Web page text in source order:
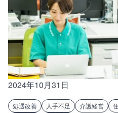
2024年10月31日
処遇改善 人手不足 介護経営